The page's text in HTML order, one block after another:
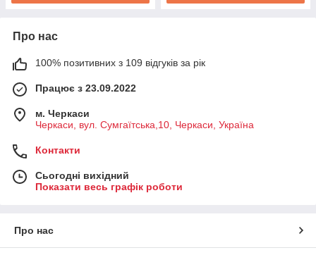
Про нас
100% позитивних з 109 відгуків за рік
Працює з 23.09.2022
м. Черкаси
Черкаси, вул. Сумгаїтська,10, Черкаси, Україна
Контакти
Сьогодні вихідний
Показати весь графік роботи
Про нас